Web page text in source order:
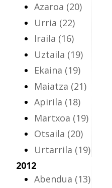
Azaroa (20)
Urria (22)
Iraila (16)
Uztaila (19)
Ekaina (19)
Maiatza (21)
Apirila (18)
Martxoa (19)
Otsaila (20)
Urtarrila (19)
2012
Abendua (13)